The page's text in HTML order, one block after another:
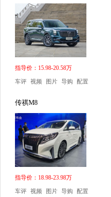
指导价：15.98-20.58万
车评 视频 图片 导购 配置
传祺M8
指导价：18.98-23.98万
车评 视频 图片 导购 配置